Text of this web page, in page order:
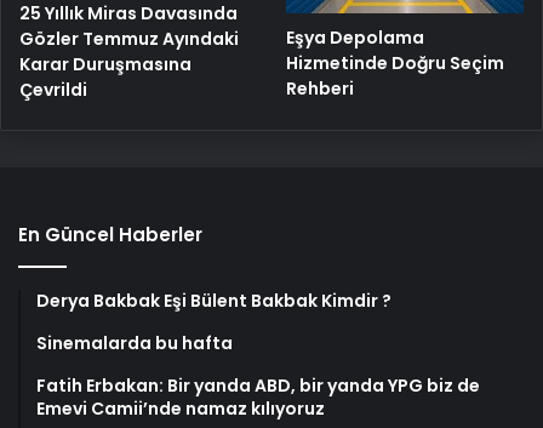
25 Yıllık Miras Davasında
Gözler Temmuz Ayındaki
Karar Duruşmasına
Çevrildi
Eşya Depolama
Hizmetinde Doğru Seçim
Rehberi
En Güncel Haberler
Derya Bakbak Eşi Bülent Bakbak Kimdir ?
Sinemalarda bu hafta
Fatih Erbakan: Bir yanda ABD, bir yanda YPG biz de
Emevi Camii’nde namaz kılıyoruz